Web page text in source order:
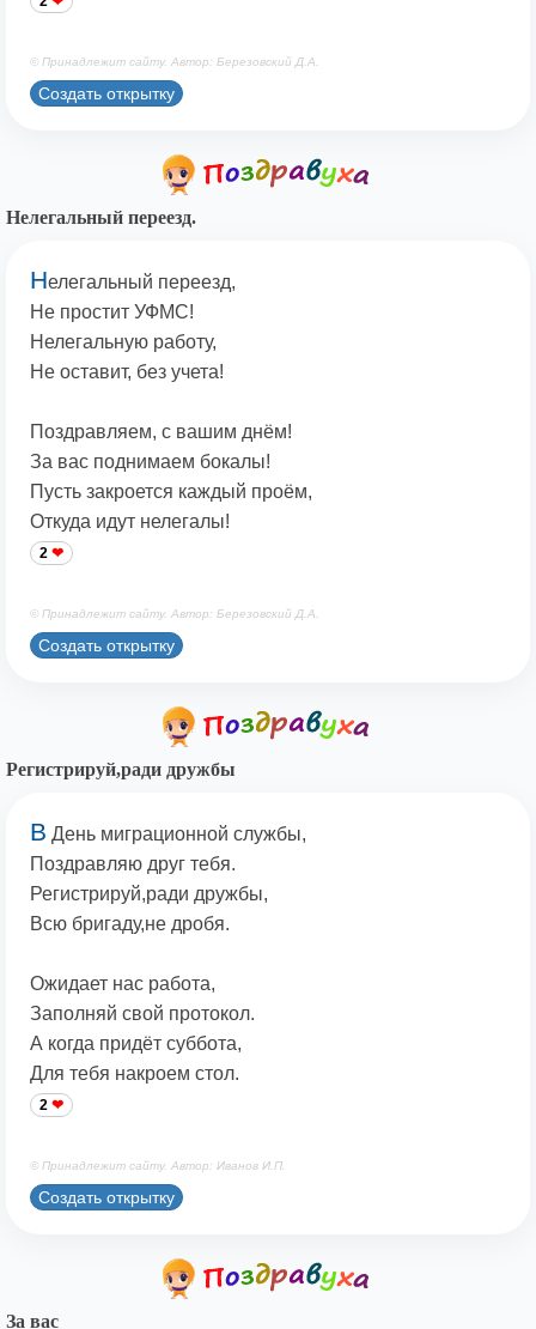
© Принадлежит сайту. Автор: Березовский Д.А.
Создать открытку
Нелегальный переезд.
Нелегальный переезд,
Не простит УФМС!
Нелегальную работу,
Не оставит, без учета!
Поздравляем, с вашим днём!
За вас поднимаем бокалы!
Пусть закроется каждый проём,
Откуда идут нелегалы!
2
© Принадлежит сайту. Автор: Березовский Д.А.
Создать открытку
Регистрируй,ради дружбы
В День миграционной службы,
Поздравляю друг тебя.
Регистрируй,ради дружбы,
Всю бригаду,не дробя.
Ожидает нас работа,
Заполняй свой протокол.
А когда придёт суббота,
Для тебя накроем стол.
2
© Принадлежит сайту. Автор: Иванов И.П.
Создать открытку
За вас